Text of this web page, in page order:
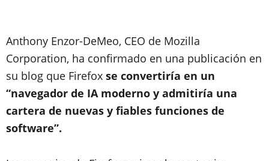
Anthony Enzor-DeMeo, CEO de Mozilla
Corporation, ha confirmado en una publicación en
su blog que Firefox se convertiría en un
“navegador de IA moderno y admitiría una
cartera de nuevas y fiables funciones de
software”.